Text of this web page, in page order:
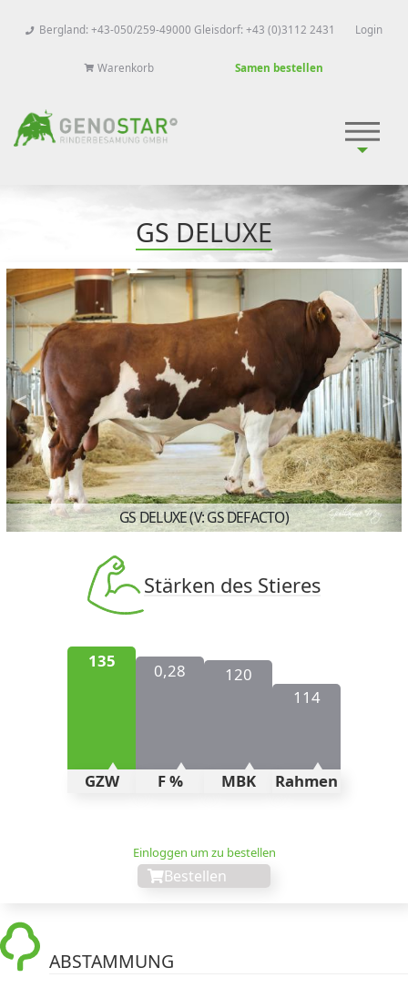
Bergland: +43-050/259-49000 Gleisdorf: +43 (0)3112 2431 Login
Warenkorb Samen bestellen
GS DELUXE
GS DELUXE (V: GS DEFACTO)
<Previous >
Stärken des Stieres
135
GZW
0,28
F %
120
MBK
114
Rahmen
Einloggen um zu bestellen
Bestellen
ABSTAMMUNG